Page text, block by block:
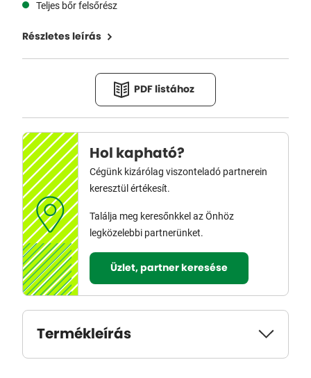
Teljes bőr felsőrész
Részletes leírás
PDF listához
Hol kapható?
Cégünk kizárólag viszonteladó partnerein
keresztül értékesít.
Találja meg keresőnkkel az Önhöz
legközelebbi partnerünket.
Üzlet, partner keresése
Termékleírás